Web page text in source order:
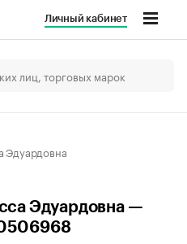
Личный кабинет
Эдуардовна
Эдуардовна —